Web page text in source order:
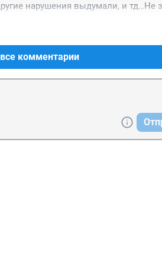
руках все: и земля, и фабрики, и
— Теперь вот явлюсь домой, —
кутузку.
нарушения выдумали, и тд…Не
комментарии